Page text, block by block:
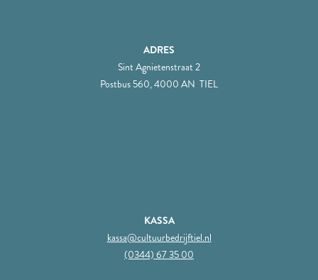
ADRES
Sint Agnietenstraat 2
Postbus 560, 4000 AN TIEL
KASSA
kassa@cultuurbedrijftiel.nl
(0344) 67 35 00